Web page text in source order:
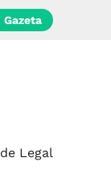
Gazeta
Legal